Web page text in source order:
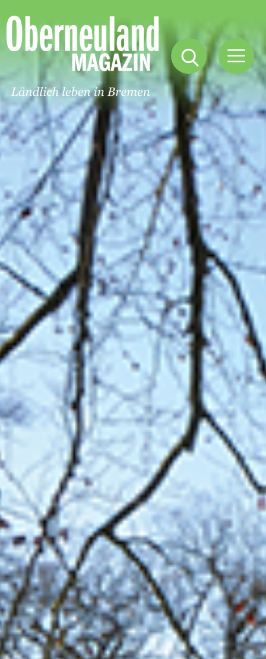
Oberneuland
Magazin